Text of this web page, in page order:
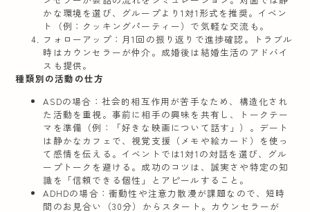
かな環境を選び、グループより1対1形式を推奨。イベン
ト（例：クッキングパーティー）で気軽な交流も。
フォローアップ ：月1回の振り返りで進捗確認。トラブル
時はカウンセラーが仲介。成婚後は結婚生活のアドバイ
スも提供。
種類別の活動の仕方
ASDの場合 ：社会的相互作用が苦手なため、構造化され
た活動を重視。事前に相手の興味を共有し、トークテー
マを準備（例：「好きな映画について話す」）。デート
は静かなカフェで、視覚支援（メモや絵カード）を使っ
て感情を伝える。イベントでは1対1の対話を選び、グル
ープトークを避ける。成功のコツは、誠実さや特定の知
識を「信頼できる個性」とアピールすること。
ADHDの場合 ：衝動性や注意力散漫が課題なので、短時
間のお見合い（30分）からスタート。カウンセラーが